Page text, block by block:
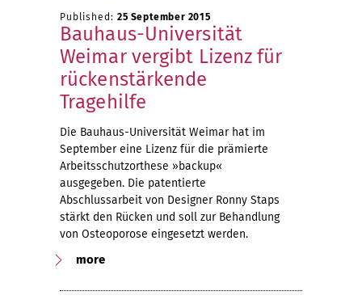
Published: 25 September 2015
Bauhaus-Universität
Weimar vergibt Lizenz für
rückenstärkende
Tragehilfe
Die Bauhaus-Universität Weimar hat im
September eine Lizenz für die prämierte
Arbeitsschutzorthese »backup«
ausgegeben. Die patentierte
Abschlussarbeit von Designer Ronny Staps
stärkt den Rücken und soll zur Behandlung
von Osteoporose eingesetzt werden.
more